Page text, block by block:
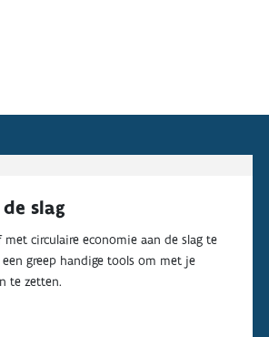
slag
circulaire economie aan de slag te
greep handige tools om met je
te zetten.